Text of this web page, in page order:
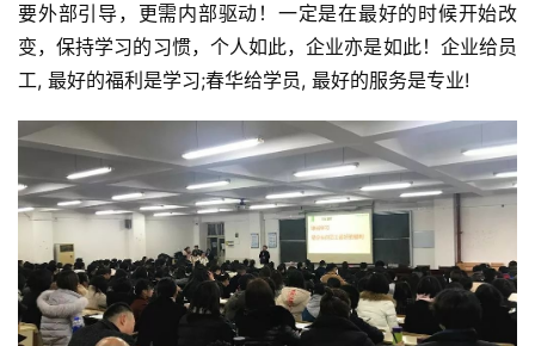
要外部引导，更需内部驱动！一定是在最好的时候开始改
变，保持学习的习惯，个人如此，企业亦是如此！企业给员
工, 最好的福利是学习;春华给学员, 最好的服务是专业!